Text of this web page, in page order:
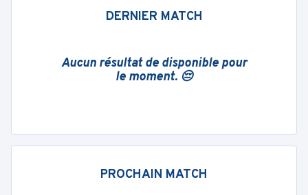
DERNIER MATCH
Aucun résultat de disponible pour
le moment. 😔
PROCHAIN MATCH